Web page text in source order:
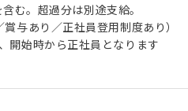
む。超過分は別途支給。
与あり／正社員登用制度あり）
開始時から正社員となります